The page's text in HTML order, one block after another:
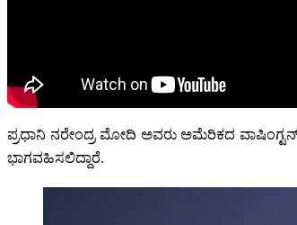
ಪ್ರಧಾನಿ ನರೇಂದ್ರ ಮೋದಿ ಅವರು ಅಮೆರಿಕದ
ಭಾಗವಹಿಸಲಿದ್ದಾರೆ.